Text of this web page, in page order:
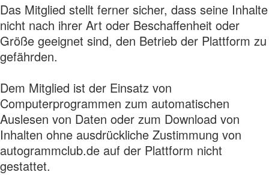
Das Mitglied stellt ferner sicher, dass seine Inhalte
nicht nach ihrer Art oder Beschaffenheit oder
Größe geeignet sind, den Betrieb der Plattform zu
gefährden.
Dem Mitglied ist der Einsatz von
Computerprogrammen zum automatischen
Auslesen von Daten oder zum Download von
Inhalten ohne ausdrückliche Zustimmung von
autogrammclub.de auf der Plattform nicht
gestattet.